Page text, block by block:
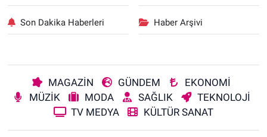
Son Dakika Haberleri Haber Arşivi
MAGAZİN GÜNDEM
EKONOMİ
MÜZİK
MODA SAĞLIK
TEKNOLOJİ
TV MEDYA
KÜLTÜR SANAT